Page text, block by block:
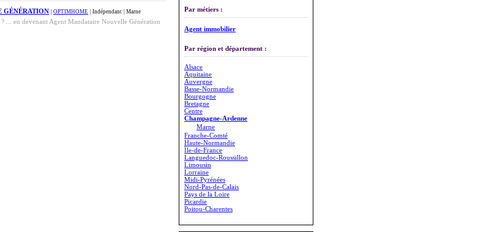
GÉNÉRATION OPTIMHOME | Indépendant | Marne
... en devenant Agent Mandataire Nouvelle Génération
Par métiers :
Agent immobilier
Par région et département :
Alsace
Aquitaine
Auvergne
Basse-Normandie
Bourgogne
Bretagne
Centre
Champagne-Ardenne
Marne
Franche-Comté
Haute-Normandie
Île-de-France
Languedoc-Roussillon
Limousin
Lorraine
Midi-Pyrénées
Nord-Pas-de-Calais
Pays de la Loire
Picardie
Poitou-Charentes